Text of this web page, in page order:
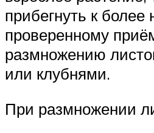
прибегнуть к
проверенному
размножению
или клубнями.
При размножении